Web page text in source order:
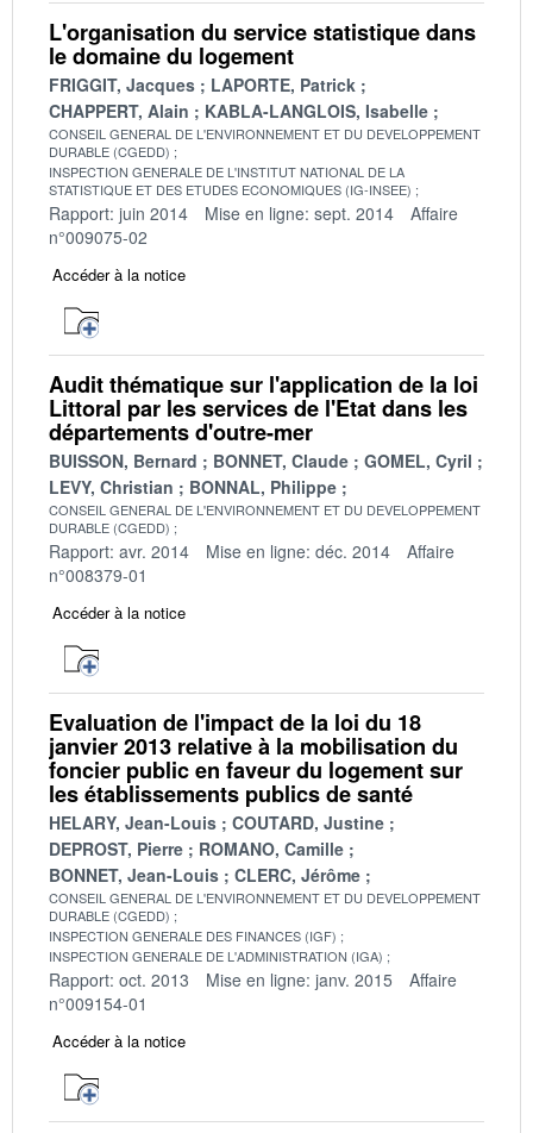
L'organisation du service statistique dans
le domaine du logement
FRIGGIT, Jacques
LAPORTE, Patrick
CHAPPERT, Alain
KABLA-LANGLOIS, Isabelle
CONSEIL GENERAL DE L'ENVIRONNEMENT ET DU DEVELOPPEMENT
DURABLE (CGEDD)
INSPECTION GENERALE DE L'INSTITUT NATIONAL DE LA
STATISTIQUE ET DES ETUDES ECONOMIQUES (IG-INSEE)
Rapport: juin 2014 Mise en ligne: sept. 2014
Affaire
n°009075-02
Accéder à la notice
Audit thématique sur l'application de la loi
Littoral par les services de l'Etat dans les
départements d'outre-mer
BUISSON, Bernard BONNET, Claude
GOMEL, Cyril
LEVY, Christian
BONNAL, Philippe
CONSEIL GENERAL DE L'ENVIRONNEMENT ET DU DEVELOPPEMENT
DURABLE (CGEDD)
Rapport: avr. 2014 Mise en ligne: déc. 2014
Affaire
n°008379-01
Accéder à la notice
Evaluation de l'impact de la loi du 18
janvier 2013 relative à la mobilisation du
foncier public en faveur du logement sur
les établissements publics de santé
HELARY, Jean-Louis
COUTARD, Justine
DEPROST, Pierre
ROMANO, Camille
BONNET, Jean-Louis
CLERC, Jérôme
CONSEIL GENERAL DE L'ENVIRONNEMENT ET DU DEVELOPPEMENT
DURABLE (CGEDD)
INSPECTION GENERALE DES FINANCES (IGF)
INSPECTION GENERALE DE L'ADMINISTRATION (IGA)
Rapport: oct. 2013 Mise en ligne: janv. 2015
Affaire
n°009154-01
Accéder à la notice